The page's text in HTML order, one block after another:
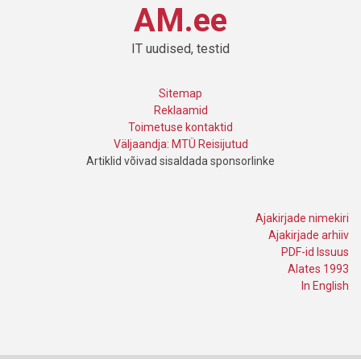
AM.ee
IT uudised, testid
Sitemap
Reklaamid
Toimetuse kontaktid
Väljaandja: MTÜ Reisijutud
Artiklid võivad sisaldada sponsorlinke
Ajakirjade nimekiri
Ajakirjade arhiiv
PDF-id Issuus
Alates 1993
In English